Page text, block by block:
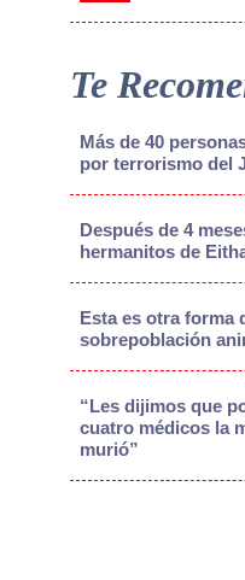
Te
Más de 40
por terrorismo del
Después de 4
hermanitos de
Esta es otra forma
sobrepoblación
“Les dijimos que
cuatro médicos la
murió”